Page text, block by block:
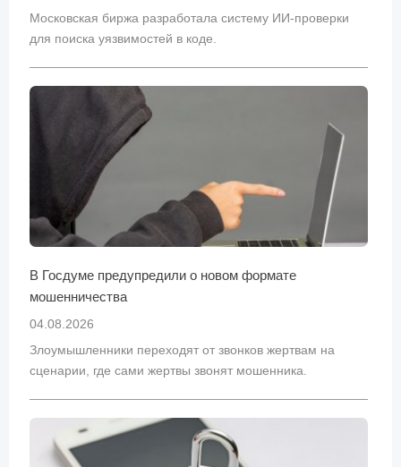
Московская биржа разработала систему ИИ-проверки
для поиска уязвимостей в коде.
В Госдуме предупредили о новом формате
мошенничества
04.08.2026
Злоумышленники переходят от звонков жертвам на
сценарии, где сами жертвы звонят мошенника.